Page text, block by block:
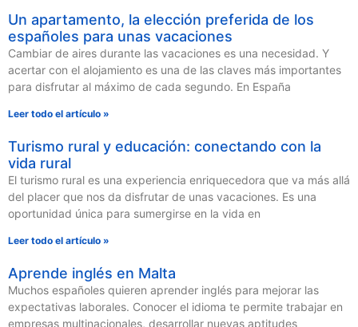
Un apartamento, la elección preferida de los
españoles para unas vacaciones
Cambiar de aires durante las vacaciones es una necesidad. Y
acertar con el alojamiento es una de las claves más importantes
para disfrutar al máximo de cada segundo. En España
Leer todo el artículo »
Turismo rural y educación: conectando con la
vida rural
El turismo rural es una experiencia enriquecedora que va más allá
del placer que nos da disfrutar de unas vacaciones. Es una
oportunidad única para sumergirse en la vida en
Leer todo el artículo »
Aprende inglés en Malta
Muchos españoles quieren aprender inglés para mejorar las
expectativas laborales. Conocer el idioma te permite trabajar en
empresas multinacionales, desarrollar nuevas aptitudes